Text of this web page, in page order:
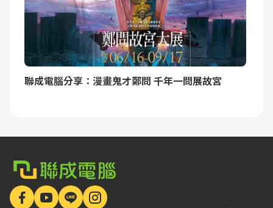
聯成電腦分享：漫畫鬼才鄭問 千年一問展故宮